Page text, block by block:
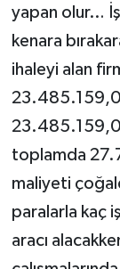
yapan olur…
kenara
ihaleyi alan
toplamda
maliyeti
paralarla kaç
aracı